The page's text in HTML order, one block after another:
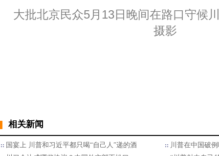
大批北京民众5月13日晚间在路口守候
摄影
相关新闻
国宴上 川普和习近平都只喝“自己人”递的酒
川普在中国破